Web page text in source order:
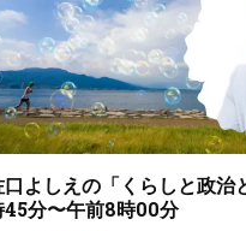
よしえの「くらしと政治
分〜午前8時00分